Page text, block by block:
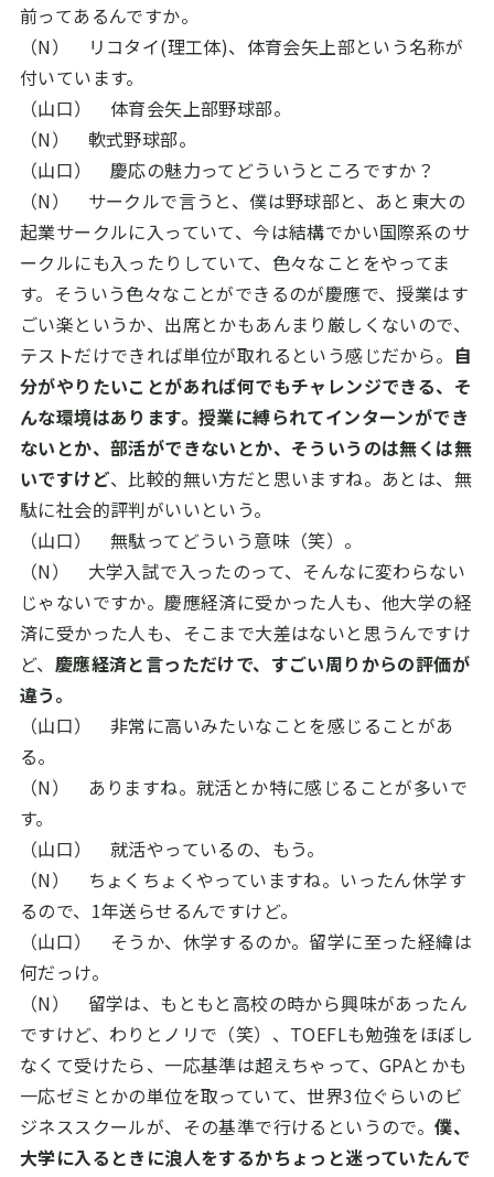
前ってあるんですか。
（N） リコタイ(理工体)、体育会矢上部という名称が
付いています。
（山口） 体育会矢上部野球部。
（N） 軟式野球部。
（山口） 慶応の魅力ってどういうところですか？
（N） サークルで言うと、僕は野球部と、あと東大の
起業サークルに入っていて、今は結構でかい国際系のサ
ークルにも入ったりしていて、色々なことをやってま
す。そういう色々なことができるのが慶應で、授業はす
ごい楽というか、出席とかもあんまり厳しくないので、
テストだけできれば単位が取れるという感じだから。 自
分がやりたいことがあれば何でもチャレンジできる、そ
んな環境はあります。授業に縛られてインターンができ
ないとか、部活ができないとか、そういうのは無くは無
いですけど、比較的無い方だと思いますね。あとは、無
駄に社会的評判がいいという。
（山口） 無駄ってどういう意味（笑）。
（N） 大学入試で入ったのって、そんなに変わらない
じゃないですか。慶應経済に受かった人も、他大学の経
済に受かった人も、そこまで大差はないと思うんですけ
ど、 慶應経済と言っただけで、すごい周りからの評価が
違う。
（山口） 非常に高いみたいなことを感じることがあ
る。
（N） ありますね。就活とか特に感じることが多いで
す。
（山口） 就活やっているの、もう。
（N） ちょくちょくやっていますね。いったん休学す
るので、 1年送らせるんですけど。
（山口） そうか、休学するのか。留学に至った経緯は
何だっけ。
（N） 留学は、もともと高校の時から興味があったん
ですけど、わりとノリで（笑）、 TOEFLも勉強をほぼし
なくて受けたら、一応基準は超えちゃって、 GPAとかも
一応ゼミとかの単位を取っていて、世界3位ぐらいのビ
ジネススクールが、その基準で行けるというので。僕、
大学に入るときに浪人をするかちょっと迷っていたんで